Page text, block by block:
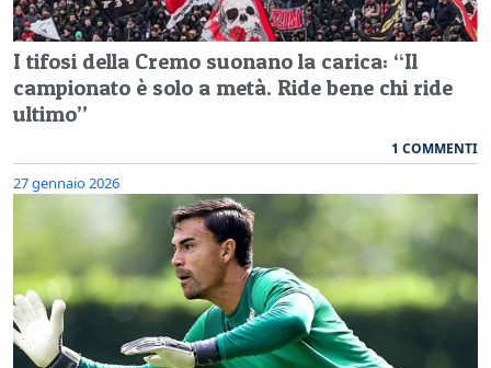
I tifosi della Cremo suonano la carica: “Il
campionato è solo a metà. Ride bene chi ride
ultimo”
1 COMMENTI
27 gennaio 2026